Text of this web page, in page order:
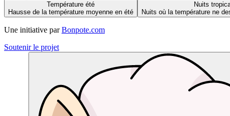
Température été
Hausse de la température moyenne en été
Nuits
Nuits où la température ne
Une initiative par Bonpote.com
Soutenir le projet